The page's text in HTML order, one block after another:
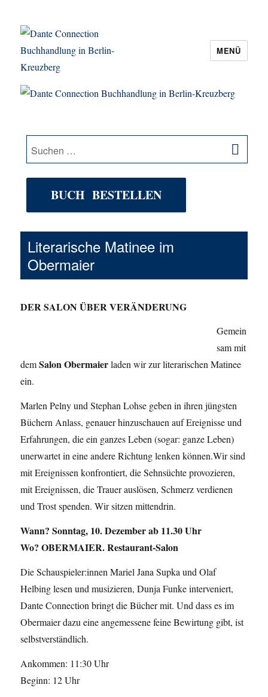
Dante Connection Buchhandlung in
MENÜ
Suche
nach:
BUCH BESTELLEN
Literarische Matinee im
Obermaier
DER SALON ÜBER VERÄNDERUNG
Gemein
sam mit
demSalon Obermaierladen wir zur literarischen Matinee
ein.
Marlen Pelny und Stephan Lohse geben in ihren jüngsten
Büchern Anlass, genauer hinzuschauen auf Ereignisse und
Erfahrungen, die ein ganzes Leben (sogar: ganze Leben)
unerwartet in eine andere Richtung lenken können.Wir sind
mit Ereignissen konfrontiert, die Sehnsüchte provozieren,
mit Ereignissen, die Trauer auslösen, Schmerz verdienen
und Trost spenden. Wir sitzen mittendrin.
Wann? Sonntag, 10. Dezember ab 11.30 Uhr
Wo? OBERMAIER. Restaurant-Salon
Die Schauspieler:innen Mariel Jana Supka und Olaf
Helbing lesen und musizieren, Dunja Funke interveniert,
Dante Connection bringt die Bücher mit. Und dass es im
Obermaier dazu eine angemessene feine Bewirtung gibt, ist
selbstverständlich.
Ankommen: 11:30 Uhr
Beginn: 12 Uhr